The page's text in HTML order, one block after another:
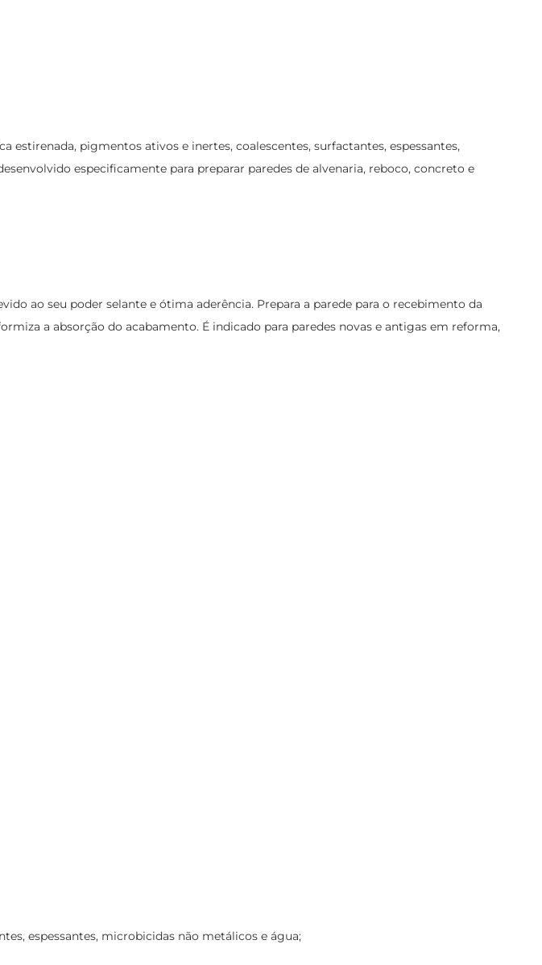
pigmentos ativos e inertes, coalescentes, surfactantes, espessantes,
especificamente para preparar paredes de alvenaria, reboco, concreto e
ao seu poder selante e ótima aderência. Prepara a parede para o recebimento da
a absorção do acabamento. É indicado para paredes novas e antigas em reforma,
espessantes, microbicidas não metálicos e água;